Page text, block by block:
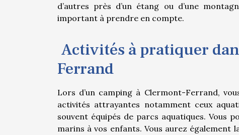
d’autres près d’un étang ou d’une
important à prendre en compte.
Activités à pratiquer
Ferrand
Lors d’un camping à Clermont-Ferrand,
activités attrayantes notamment ceux
souvent équipés de parcs aquatiques.
marins à vos enfants. Vous aurez également